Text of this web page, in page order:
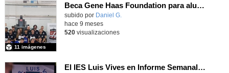
Beca Gene Haas Foundation para alumnado de Fabricación Mecánica del IES Luis Vives
subido por Daniel G.
11 imágenes
hace 9 meses
520visualizaciones
El IES Luis Vives en Informe Semanal: FP, pasaporte al empleo